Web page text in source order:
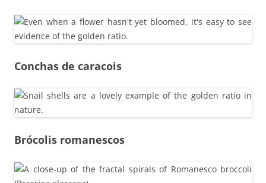
Conchas de caracois
Brócolis romanescos